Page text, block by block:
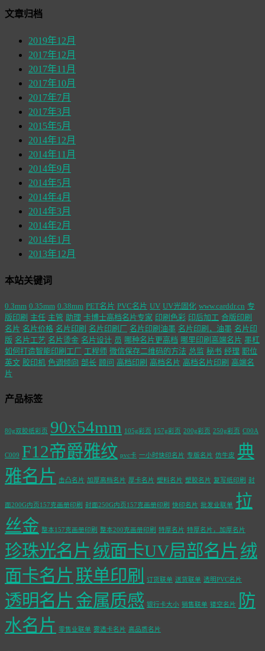
文章归档
2019年12月
2017年12月
2017年11月
2017年10月
2017年7月
2017年3月
2015年5月
2014年12月
2014年11月
2014年9月
2014年5月
2014年4月
2014年3月
2014年2月
2014年1月
2013年12月
本站关键词
0.3mm 0.35mm 0.38mm PET名片 PVC名片 UV UV光固化 www.carddr.cn 专
版印刷 主任 主管 助理 卡博士高档名片专家 印刷色彩 印后加工 合版印刷
名片 名片价格 名片印刷 名片印刷厂 名片印刷油墨 名片印刷，油墨 名片印
版 名片工艺 名片烫金 名片设计 员 哪种名片更高档 哪里印刷高端名片 墨杠
如何打造智能印刷工厂 工程师 微信保存二维码的方法 总监 秘书 经理 职位
英文 胶印机 色调倾向 部长 顾问 高档印刷 高档名片 高档名片印刷 高端名
片
产品标签
80g双胶纸彩页 90x54mm 105g彩页 157g彩页 200g彩页 250g彩页 C00A
C009 F12帝爵雅纹 pvc卡 一小时快印名片 专版名片 仿牛皮 典
雅名片 击凸名片 加厚高档名片 厚卡名片 塑料名片 塑胶名片 复写纸印刷 封
面200G内页157克画册印刷 封面250G内页157克画册印刷 快印名片 批发业联单 拉
丝金 整本157克画册印刷 整本200克画册印刷 特厚名片 特厚名片，加厚名片
珍珠光名片 绒面卡UV局部名片 绒
面卡名片 联单印刷 订货联单 送货联单 透明PVC名片
透明名片 金属质感 银行卡大小 销售联单 镂空名片
防
水名片 零售业联单 雾透卡名片 高品质名片